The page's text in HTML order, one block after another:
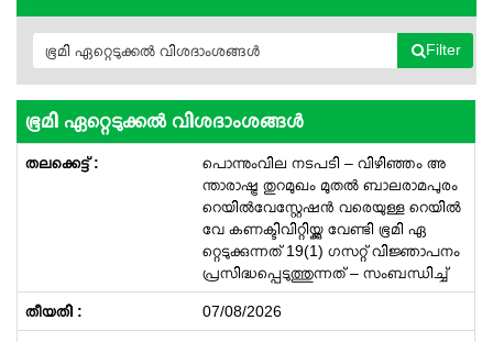
Filter
ഭൂമി ഏറ്റെടുക്കൽ വിശദാംശങ്ങൾ
പൊന്നുംവില നടപടി – വിഴിഞ്ഞം അ
ന്താരാഷ്ട്ര തുറമുഖം മുതൽ ബാലരാമപുരം
റെയിൽവേസ്റ്റേഷൻ വരെയുള്ള റെയിൽ
വേ കണക്ടിവിറ്റിയ്ക്കു വേണ്ടി ഭൂമി ഏ
റ്റെടുക്കുന്നത് 19(1) ഗസറ്റ് വിജ്ഞാപനം
പ്രസിദ്ധപ്പെടുത്തുന്നത് – സംബന്ധിച്ച്
07/08/2026